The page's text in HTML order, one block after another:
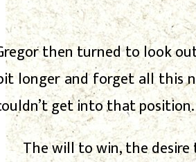
then turned to look
longer and forget all this
get into that
The will to win, the